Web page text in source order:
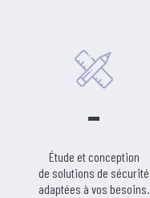
Étude et conception
de solutions de sécurité
adaptées à vos besoins.